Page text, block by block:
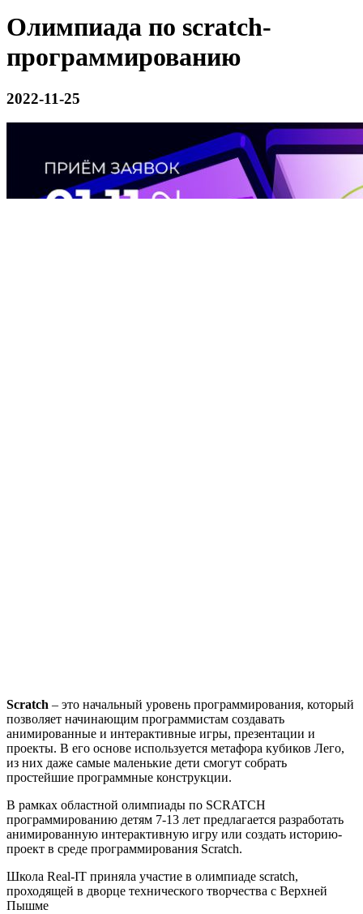
Олимпиада по scratch-
программированию
2022-11-25
Scratch – это начальный уровень программирования, который
позволяет начинающим программистам создавать
анимированные и интерактивные игры, презентации и
проекты. В его основе используется метафора кубиков Лего,
из них даже самые маленькие дети смогут собрать
простейшие программные конструкции.
В рамках областной олимпиады по SCRATCH
программированию детям 7-13 лет предлагается разработать
анимированную интерактивную игру или создать историю-
проект в среде программирования Scratch.
Школа Real-IT приняла участие в олимпиаде scratch,
проходящей в дворце технического творчества с Верхней
Пышме